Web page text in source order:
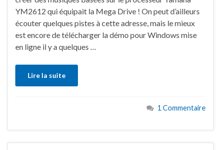
YM2612 qui équipait la Mega Drive ! On peut d’ailleurs
écouter quelques pistes à cette adresse, mais le mieux
est encore de télécharger la démo pour Windows mise
en ligne il y a quelques …
Lire la suite
1 Commentaire